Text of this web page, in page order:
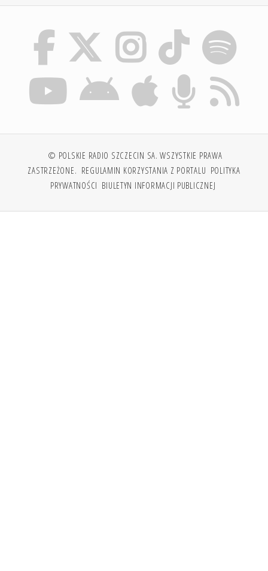
© POLSKIE RADIO SZCZECIN SA. WSZYSTKIE PRAWA
ZASTRZEŻONE. REGULAMIN KORZYSTANIA Z PORTALU POLITYKA
PRYWATNOŚCI BIULETYN INFORMACJI PUBLICZNEJ